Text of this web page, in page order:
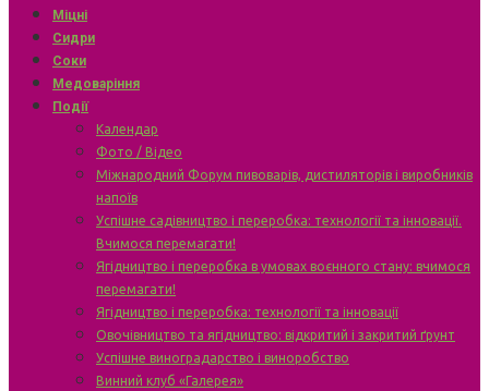
Міцні
Сидри
Соки
Медоваріння
Події
Календар
Фото / Відео
Міжнародний Форум пивоварів, дистиляторів і виробників
напоїв
Успішне садівництво і переробка: технології та інновації.
Вчимося перемагати!
Ягідництво і переробка в умовах воєнного стану: вчимося
перемагати!
Ягідництво і переробка: технології та інновації
Овочівництво та ягідництво: відкритий і закритий ґрунт
Успішне виноградарство і виноробство
Винний клуб «Галерея»